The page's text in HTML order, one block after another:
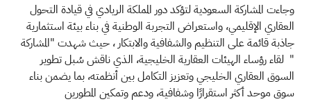
وجاءت المشاركة السعودية لتؤكد دور المملكة الريادي في قيادة التحول
العقاري الإقليمي، واستعراض التجربة الوطنية في بناء بيئة استثمارية
جاذبة قائمة على التنظيم والشفافية والابتكار ، حيث شهدت "المشاركة
" لقاء رؤساء الهيئات العقارية الخليجية، الذي ناقش سُبل تطوير
السوق العقاري الخليجي وتعزيز التكامل بين أنظمته، بما يضمن بناء
سوق موحد أكثر استقرارًا وشفافية، ودعم وتمكين المطورين